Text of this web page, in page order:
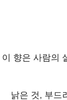
이 향은 사람의
낡은 것, 부드